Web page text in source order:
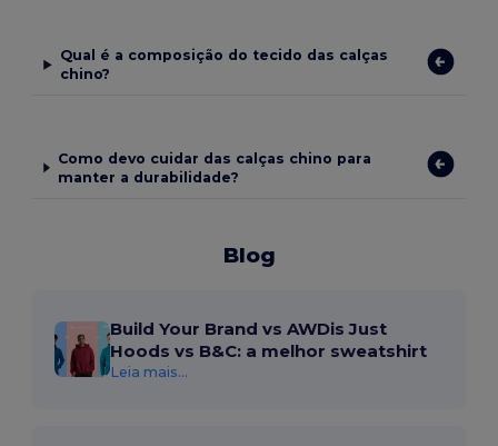
Qual é a composição do tecido das calças
chino?
Como devo cuidar das calças chino para
manter a durabilidade?
Blog
Build Your Brand vs AWDis Just
Hoods vs B&C: a melhor sweatshirt
Leia mais...